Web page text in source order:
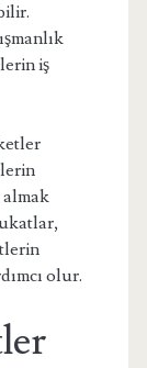
iş
almak
olur.